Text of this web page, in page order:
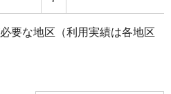
要な地区（利用実績は各地区